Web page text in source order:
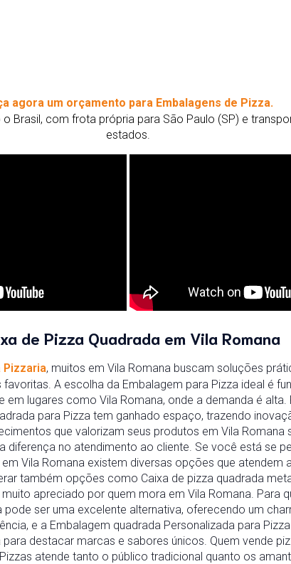
agora um orçamento para Embalagens de Pizza.
Brasil, com frota própria para São Paulo (SP) e
estados.
de Pizza Quadrada em Vila Romana
Pizzaria, muitos em Vila Romana buscam soluções
A escolha da Embalagem para Pizza ideal é
em lugares como Vila Romana, onde a demanda é
para Pizza tem ganhado espaço, trazendo
que valorizam seus produtos em Vila Romana
diferença no atendimento ao cliente. Se você está se
Vila Romana existem diversas opções que atendem
também opções como Caixa de pizza quadrada
apreciado por quem mora em Vila Romana. Para
pode ser uma excelente alternativa, oferecendo um
e a Embalagem quadrada Personalizada para
destacar marcas e sabores únicos. Quem vende
atende tanto o público tradicional quanto os